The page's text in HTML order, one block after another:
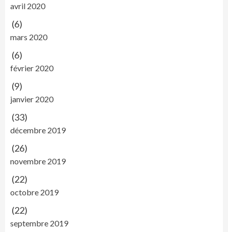
avril 2020
(6)
mars 2020
(6)
février 2020
(9)
janvier 2020
(33)
décembre 2019
(26)
novembre 2019
(22)
octobre 2019
(22)
septembre 2019